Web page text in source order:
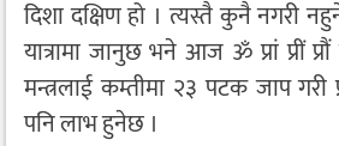
दिशा दक्षिण हो । त्यस्तै कुनै नगरी
यात्रामा जानुछ भने आज ॐ प्रां प्रीं
मन्त्रलाई कम्तीमा २३ पटक जाप गरी
पनि लाभ हुनेछ ।